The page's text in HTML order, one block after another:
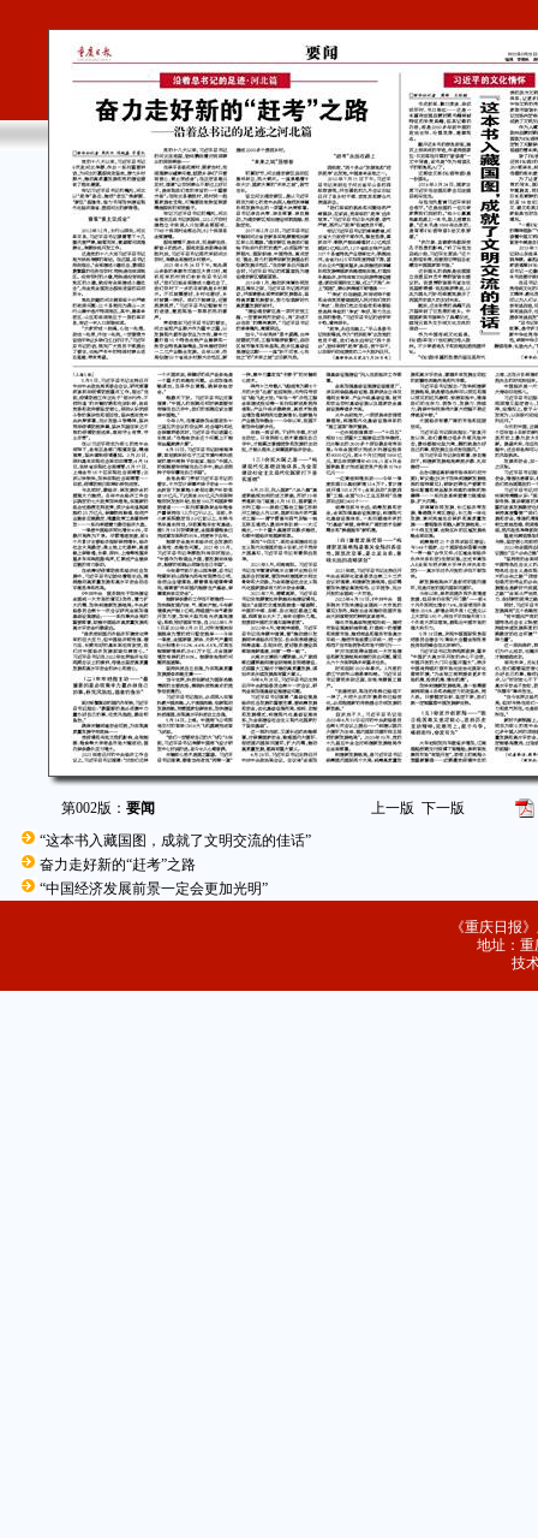
第002版：要闻 上一版 下一版
“这本书入藏国图，成就了文明交流的佳话”
奋力走好新的“赶考”之路
“中国经济发展前景一定会更加光明”
《重庆日报
地址：重
技